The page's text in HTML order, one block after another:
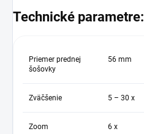
Technické parametre:
Priemer prednej
šošovky
56 mm
Zväčšenie 5 – 30 x
Zoom 6 x